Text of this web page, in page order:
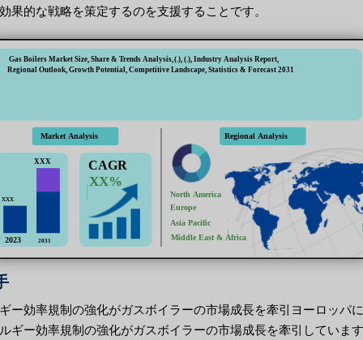
果的な戦略を策定するのを支援することです。
ー効率規制の強化がガスボイラーの市場成長を牽引ヨーロッパ
ギー効率規制の強化がガスボイラーの市場成長を牽引していま